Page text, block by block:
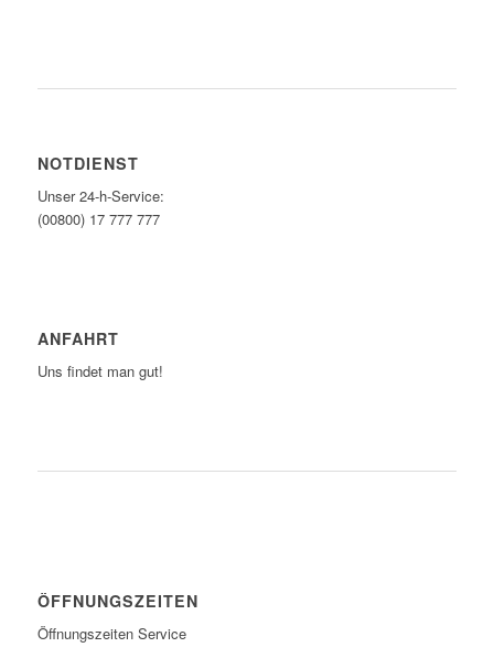
NOTDIENST
Unser 24-h-Service:
(00800) 17 777 777
ANFAHRT
Uns findet man gut!
ÖFFNUNGSZEITEN
Öffnungszeiten Service